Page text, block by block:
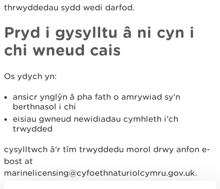
thrwyddedau sydd wedi darfod.
Pryd i gysylltu â ni cyn i
chi wneud cais
Os ydych yn:
ansicr ynglŷn â pha fath o amrywiad sy'n
berthnasol i chi
eisiau gwneud newidiadau cymhleth i'ch
trwydded
cysylltwch â'r tîm trwyddedu morol drwy anfon e-
bost at
marinelicensing@cyfoethnaturiolcymru.gov.uk.